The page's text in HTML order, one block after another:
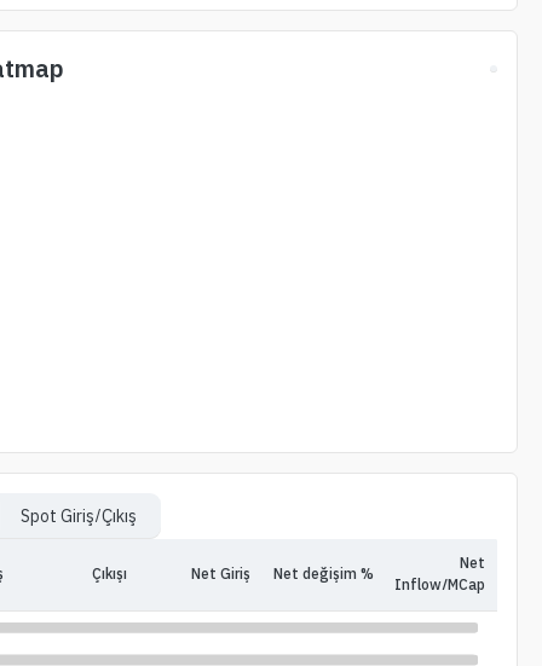
Spot Giriş/Çıkış
Çıkışı Net Giriş Net değişim %
Net
Inflow/MCap